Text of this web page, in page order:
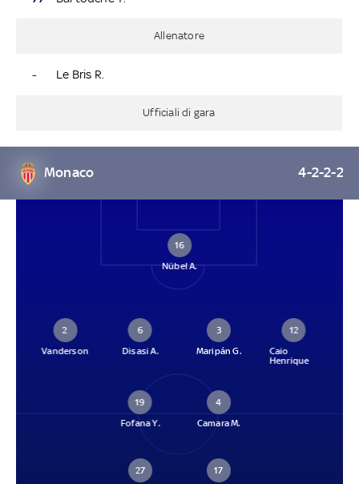
Allenatore
- Le Bris R.
Ufficiali di gara
Monaco 4-2-2-2
16
Nübel A.
2
Vanderson
6
Disasi A.
3
Maripán G.
12
Caio
Henrique
19
Fofana Y.
4
Camara M.
27
17